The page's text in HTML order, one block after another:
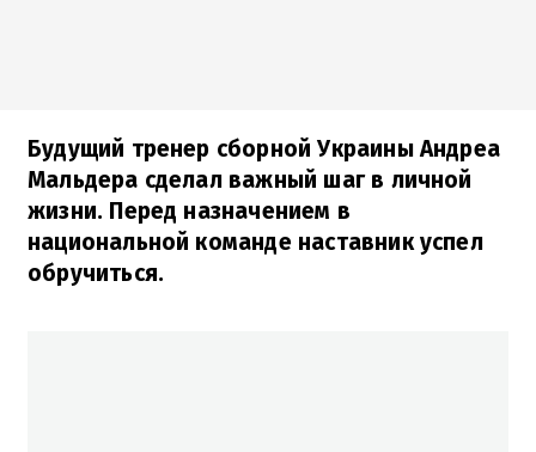
Будущий тренер сборной Украины Андреа
Мальдера сделал важный шаг в личной
жизни. Перед назначением в
национальной команде наставник успел
обручиться.